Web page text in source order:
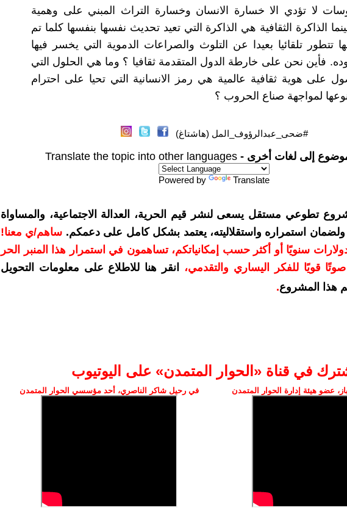
لا تؤدي الا خسارة الانسان وخسارة التراث المبني على وهمية
الذاكرة الثقافية هي الذاكرة التي تعيد تحديث نفسها بنفسها كلما تم
تتطور تلقائيا بعيدا عن التلوث والصراعات الدموية التي يخسر فيها
فأين نحن على خارطة الدول المتقدمة ثقافيا ؟ وما هي الحلول التي
على هوية ثقافية عالمية هي رمز الانسانية التي تحيا على احترام
لمواجهة صناع الحروب ؟
#ضحى_عبدالرؤوف_المل (هاشتاغ)
إلى لغات أخرى - Translate the topic into other languages
Powered by Translate
تطوعي مستقل يسعى لنشر قيم الحرية، العدالة الاجتماعية، والمساواة
ولضمان استمراره واستقلاليته، يعتمد بشكل كامل على دعمكم. ساهم/ي معنا!
بمبلغ 10 دولارات سنويًا أو أكثر حسب إمكانياتكم، تساهمون في استمرار هذا المنبر الحر
قويًا للفكر اليساري والتقدمي،
انقر هنا للاطلاع على معلومات التحويل
هذا المشروع.
في قناة ‫«الحوار المتمدن» على اليوتيوب
عضو هيئة إدارة الحوار المتمدن في رحيل شاكر الناصري، أحد مؤسسي الحوار المتمدن